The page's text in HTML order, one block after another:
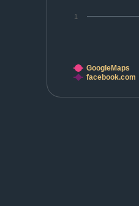
1
GoogleMaps
facebook.com